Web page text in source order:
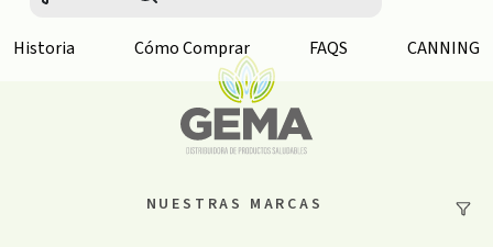
NUESTRAS MARCAS
Historia Cómo Comprar FAQS CANNING